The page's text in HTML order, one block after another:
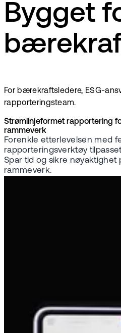
Bygget
For bærekraftsledere, ESG-
rapporteringsteam.
Strømlinjeformet rapportering
rammeverk
Forenkle etterlevelsen med
rapporteringsverktøy
Spar tid og sikre nøyaktighet
rammeverk.